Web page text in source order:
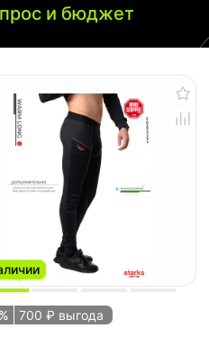
и бюджет
700 ₽ выгода